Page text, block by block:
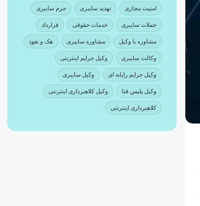
امنیت مجازی تهدید سایبری جرم سایبری
حملات سایبری خدمات حقوقی قرارداد
مشاوره با وکیل مشاوره سایبری هک و نفوذ
وکالت سایبری وکیل جرایم اینترنتی
وکیل جرایم رایانه ای وکیل سایبری
وکیل پلیس فتا وکیل کلاهبرداری اینترنتی
کلاهبرداری اینترنتی